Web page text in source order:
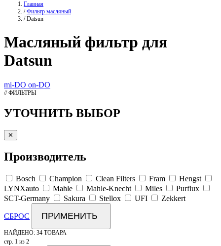
Главная
/ Фильтр масляный
/ Datsun
Масляный фильтр для
Datsun
mi-DO on-DO
// ФИЛЬТРЫ
УТОЧНИТЬ ВЫБОР
✕
Производитель
Bosch Champion Clean Filters Fram
Hengst
LYNXauto
Mahle Mahle-Knecht Miles
Purflux
SCT-Germany
Sakura Stellox UFI Zekkert
СБРОС ПРИМЕНИТЬ
НАЙДЕНО: 34 ТОВАРА
стр. 1 из 2